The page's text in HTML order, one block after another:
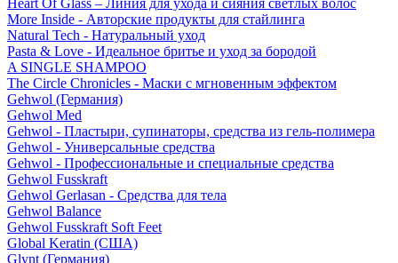
Heart Of Glass – Линия для ухода и сияния светлых волос
More Inside - Авторские продукты для стайлинга
Natural Tech - Натуральный уход
Pasta & Love - Идеальное бритье и уход за бородой
A SINGLE SHAMPOO
The Circle Chronicles - Маски с мгновенным эффектом
Gehwol (Германия)
Gehwol Med
Gehwol - Пластыри, супинаторы, средства из гель-полимера
Gehwol - Универсальные средства
Gehwol - Профессиональные и специальные средства
Gehwol Fusskraft
Gehwol Gerlasan - Средства для тела
Gehwol Balance
Gehwol Fusskraft Soft Feet
Global Keratin (США)
Glynt (Германия)